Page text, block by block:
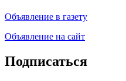
Объявление в газету
Объявление на сайт
Подписаться